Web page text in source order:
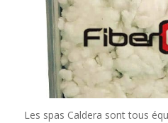
Les spas Caldera sont tous